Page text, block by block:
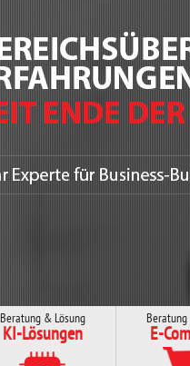
Beratung & Lösung
KI-Lösungen E-